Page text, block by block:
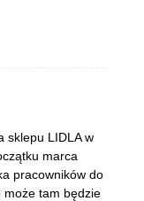
sklepu LIDLA w
marca
pracowników do
może tam będzie